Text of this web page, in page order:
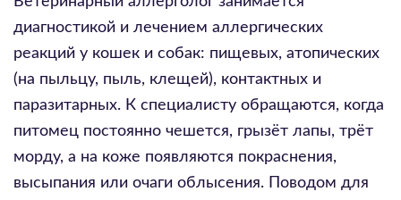
диагностикой и лечением аллергических
реакций у кошек и собак: пищевых, атопических
(на пыльцу, пыль, клещей), контактных и
паразитарных. К специалисту обращаются, когда
питомец постоянно чешется, грызёт лапы, трёт
морду, а на коже появляются покраснения,
высыпания или очаги облысения. Поводом для